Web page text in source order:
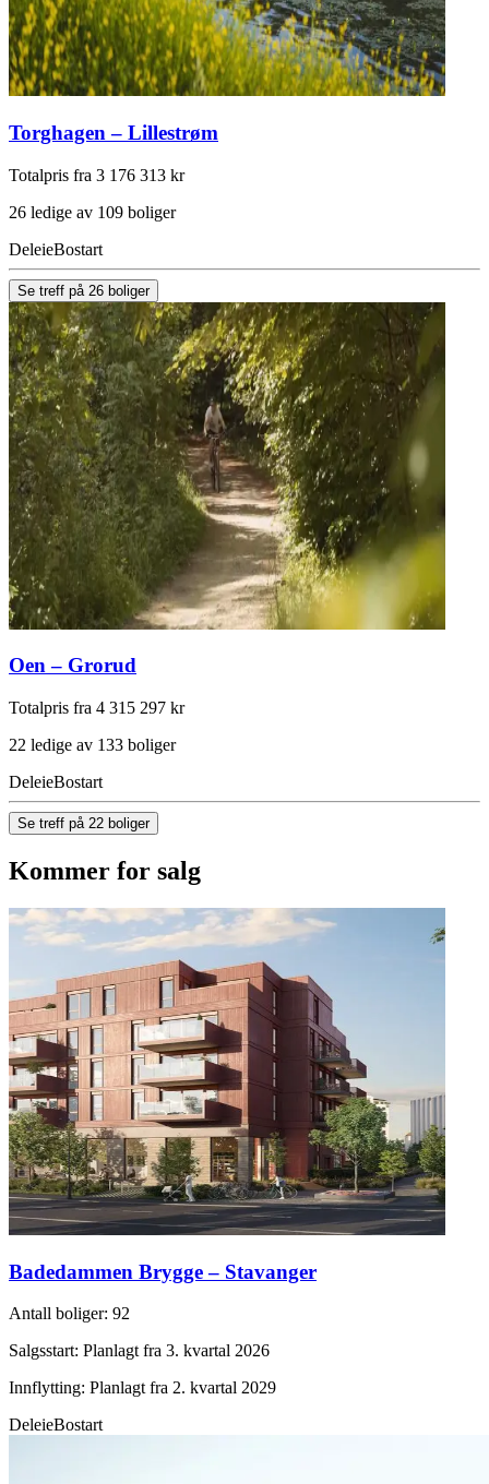
Torghagen – Lillestrøm
Totalpris fra 3 176 313 kr
26 ledige av 109 boliger
DeleieBostart
Se treff på 26 boliger
Oen – Grorud
Totalpris fra 4 315 297 kr
22 ledige av 133 boliger
DeleieBostart
Se treff på 22 boliger
Kommer for salg
Badedammen Brygge – Stavanger
Antall boliger: 92
Salgsstart: Planlagt fra 3. kvartal 2026
Innflytting: Planlagt fra 2. kvartal 2029
DeleieBostart